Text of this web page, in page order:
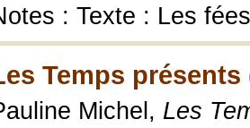
: Texte : Les
Temps présents
Michel, Les